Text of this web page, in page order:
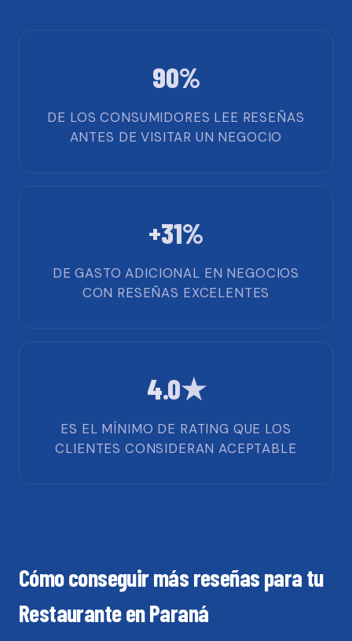
90%
DE LOS CONSUMIDORES LEE RESEÑAS
ANTES DE VISITAR UN NEGOCIO
+31%
DE GASTO ADICIONAL EN NEGOCIOS
CON RESEÑAS EXCELENTES
4.0★
ES EL MÍNIMO DE RATING QUE LOS
CLIENTES CONSIDERAN ACEPTABLE
Cómo conseguir más reseñas para tu
RestauranteenParaná